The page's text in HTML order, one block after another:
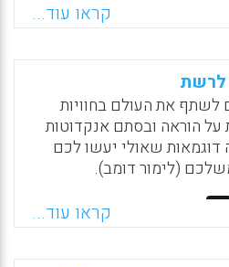
להוראה. באמצעות
לשקול את יכולותיהם
(הכיתה) והן על פעולות
במחקר המוצג כאן
201 מתכשרים להוראה בקורס שיטות
מורים, וכן בהתנסות
ולימדו באותה כיתה
חולקו לשתי קבוצות:
וקבוצת מקליטי-קול של
להקליט, לצפות/להקשיב
ולכתוב רפלקציות לפי שאלות שנשאלו (Daniel
קראו עוד...
לרשת
לשתף את העולם בחוויות
הוראה ובסתם אנקדוטות
שאולי יעשו לכם
(לימור דומב).
קראו עוד...